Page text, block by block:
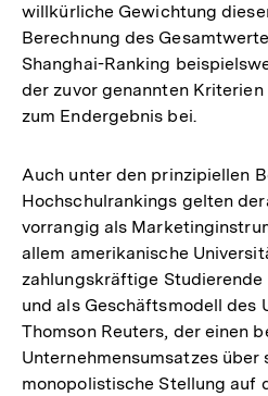
willkürliche Gewichtung
Berechnung des
Shanghai-Ranking
der zuvor genannten
zum Endergebnis bei.
Auch unter den prinzipiellen
Hochschulrankings gelten
vorrangig als
allem amerikanische
zahlungskräftige Studierende
und als Geschäftsmodell des
Thomson Reuters, der einen
Unternehmensumsatzes über
monopolistische Stellung auf